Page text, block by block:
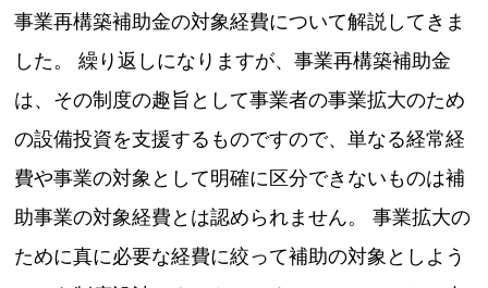
事業再構築補助金の対象経費について解説してきま
した。 繰り返しになりますが、事業再構築補助金
は、その制度の趣旨として事業者の事業拡大のため
の設備投資を支援するものですので、単なる経常経
費や事業の対象として明確に区分できないものは補
助事業の対象経費とは認められません。 事業拡大の
ために真に必要な経費に絞って補助の対象としよう